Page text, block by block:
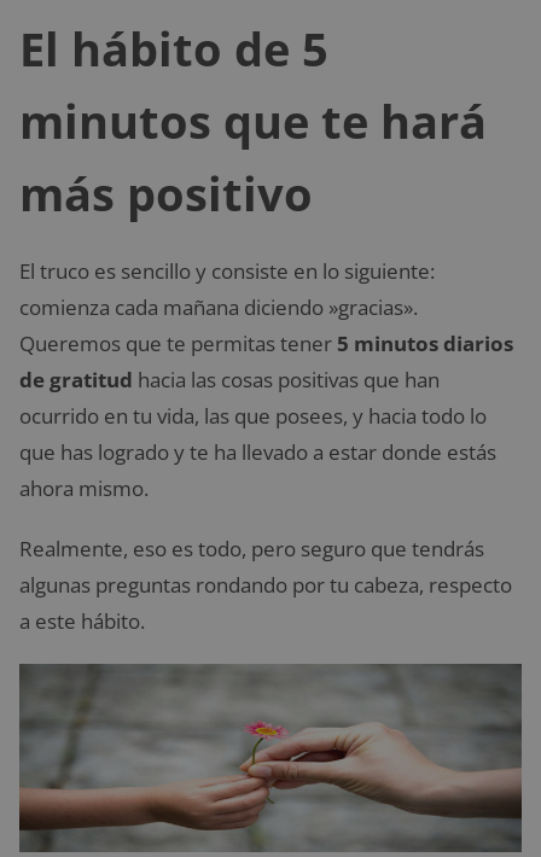
El hábito de 5
minutos que te hará
más positivo
El truco es sencillo y consiste en lo siguiente:
comienza cada mañana diciendo »gracias».
Queremos que te permitas tener 5 minutos diarios
de gratitud hacia las cosas positivas que han
ocurrido en tu vida, las que posees, y hacia todo lo
que has logrado y te ha llevado a estar donde estás
ahora mismo.
Realmente, eso es todo, pero seguro que tendrás
algunas preguntas rondando por tu cabeza, respecto
a este hábito.